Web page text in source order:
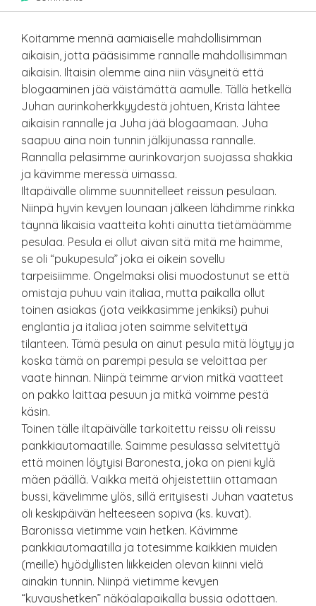
Koitamme mennä aamiaiselle mahdollisimman
aikaisin, jotta pääsisimme rannalle mahdollisimman
aikaisin. Iltaisin olemme aina niin väsyneitä että
blogaaminen jää väistämättä aamulle. Tällä hetkellä
Juhan aurinkoherkkyydestä johtuen, Krista lähtee
aikaisin rannalle ja Juha jää blogaamaan. Juha
saapuu aina noin tunnin jälkijunassa rannalle.
Rannalla pelasimme aurinkovarjon suojassa shakkia
ja kävimme meressä uimassa.
Iltapäivälle olimme suunnitelleet reissun pesulaan.
Niinpä hyvin kevyen lounaan jälkeen lähdimme rinkka
täynnä likaisia vaatteita kohti ainutta tietämäämme
pesulaa. Pesula ei ollut aivan sitä mitä me haimme,
se oli “pukupesula” joka ei oikein sovellu
tarpeisiimme. Ongelmaksi olisi muodostunut se että
omistaja puhuu vain italiaa, mutta paikalla ollut
toinen asiakas (jota veikkasimme jenkiksi) puhui
englantia ja italiaa joten saimme selvitettyä
tilanteen. Tämä pesula on ainut pesula mitä löytyy ja
koska tämä on parempi pesula se veloittaa per
vaate hinnan. Niinpä teimme arvion mitkä vaatteet
on pakko laittaa pesuun ja mitkä voimme pestä
käsin.
Toinen tälle iltapäivälle tarkoitettu reissu oli reissu
pankkiautomaatille. Saimme pesulassa selvitettyä
että moinen löytyisi Baronesta, joka on pieni kylä
mäen päällä. Vaikka meitä ohjeistettiin ottamaan
bussi, kävelimme ylös, sillä erityisesti Juhan vaatetus
oli keskipäivän helteeseen sopiva (ks. kuvat).
Baronissa vietimme vain hetken. Kävimme
pankkiautomaatilla ja totesimme kaikkien muiden
(meille) hyödyllisten liikkeiden olevan kiinni vielä
ainakin tunnin. Niinpä vietimme kevyen
“kuvaushetken” näköalapaikalla bussia odottaen.